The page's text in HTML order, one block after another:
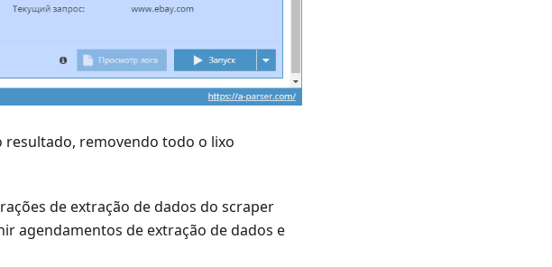
resultado, removendo todo o lixo
de extração de dados do scraper
agendamentos de extração de dados e